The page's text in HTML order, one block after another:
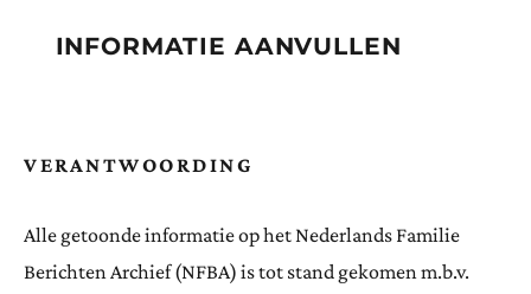
INFORMATIE AANVULLEN
VERANTWOORDING
Alle getoonde informatie op het Nederlands Familie
Berichten Archief (NFBA) is tot stand gekomen m.b.v.